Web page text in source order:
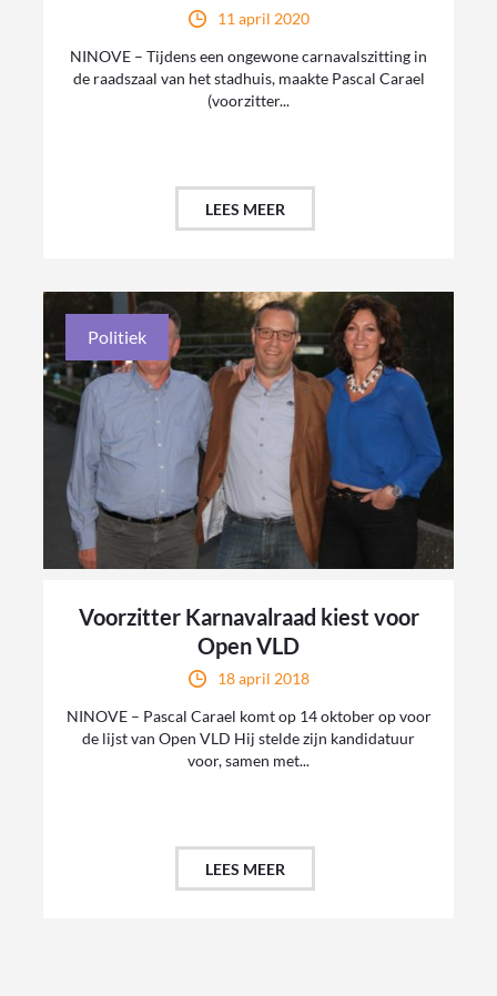
11 april 2020
NINOVE – Tijdens een ongewone carnavalszitting in
de raadszaal van het stadhuis, maakte Pascal Carael
(voorzitter...
LEES MEER
Politiek
Voorzitter Karnavalraad kiest voor
Open VLD
18 april 2018
NINOVE – Pascal Carael komt op 14 oktober op voor
de lijst van Open VLD Hij stelde zijn kandidatuur
voor, samen met...
LEES MEER